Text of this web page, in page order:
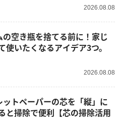
2026.08.08
使いたくなるアイデア3つ。
2026.08.08
と掃除で便利【芯の掃除活用